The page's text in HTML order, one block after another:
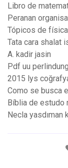
Libro de
Peranan
Tópicos de
Tata cara shalat
A. kadir jasin
Pdf uu
2015 lys
Como se busca
Bíblia de estudo
Necla yasdıman